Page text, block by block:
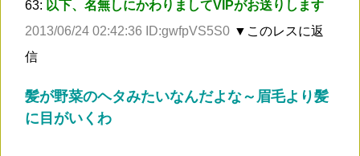
63: 以下、名無しにかわりましてVIPがお送りします
2013/06/24 02:42:36 ID:gwfpVS5S0 ▼このレスに返
信
髪が野菜のヘタみたいなんだよな～眉毛より髪
に目がいくわ